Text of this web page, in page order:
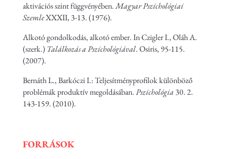
aktivációs szint függvényében.Magyar Pszichológiai
SzemleXXXII, 3-13. (1976).
Alkotó gondolkodás, alkotó ember. In Czigler I., Oláh A.
(szerk.) Találkozás a Pszichológiával. Osiris, 95-115.
(2007).
Bernáth L., Barkóczi I.: Teljesítményprofilok különböző
problémák produktív megoldásában.Pszichológia 30. 2.
143-159. (2010).
FORRÁSOK